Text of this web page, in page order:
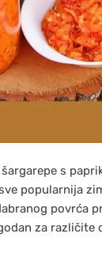
s
popularnija
povrća
za različite